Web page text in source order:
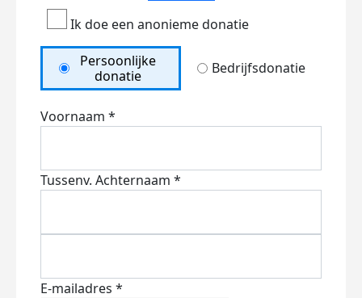
Ik doe een anonieme donatie
Persoonlijke
donatie
Bedrijfsdonatie
Voornaam *
Tussenv. Achternaam *
E-mailadres *